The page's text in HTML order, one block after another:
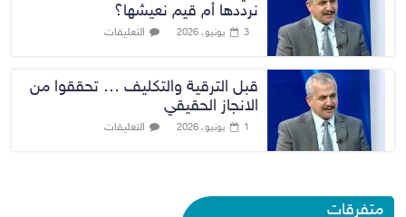
نرددها أم قيم نعيشها؟
3 يونيو، 2026 التعليقات
قبل الترقية والتكليف … تحققوا من
الانجاز الحقيقي
1 يونيو، 2026 التعليقات
متفرقات